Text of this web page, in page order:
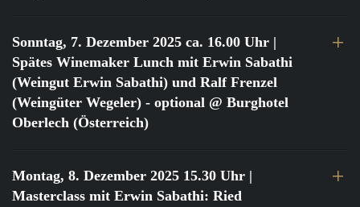
Sonntag, 7. Dezember 2025 ca. 16.00 Uhr |
Spätes Winemaker Lunch mit Erwin Sabathi
(Weingut Erwin Sabathi) und Ralf Frenzel
(Weingüter Wegeler) - optional @ Burghotel
Oberlech (Österreich)
Montag, 8. Dezember 2025 15.30 Uhr |
Masterclass mit Erwin Sabathi: Ried